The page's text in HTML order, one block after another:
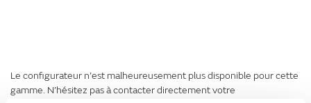
Le configurateur n’est malheureusement plus disponible pour cette
gamme. N’hésitez pas à contacter directement votre